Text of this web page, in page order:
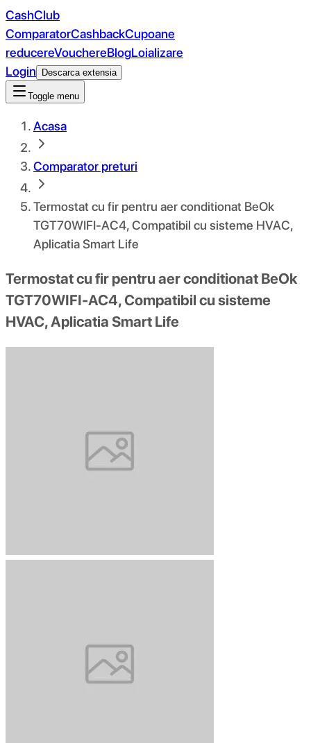
CashClub
ComparatorCashbackCupoane
reducereVouchereBlogLoializare
Login
Descarca extensia
Toggle menu
Acasa
Comparator preturi
Termostat cu fir pentru aer conditionat BeOk
TGT70WIFI-AC4, Compatibil cu sisteme HVAC,
Aplicatia Smart Life
Termostat cu fir pentru aer conditionat BeOk
TGT70WIFI-AC4, Compatibil cu sisteme
HVAC, Aplicatia Smart Life